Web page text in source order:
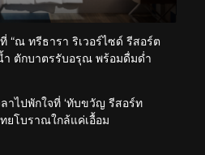
“ณ ทรีธารา ริเวอร์ไซด์ รีสอร์ต
ำ ตักบาตรรับอรุณ พร้อมดื่มด่ำ
าไปพักใจที่ ‘ทับขวัญ รีสอร์ท
ยโบราณใกล้แค่เอื้อม